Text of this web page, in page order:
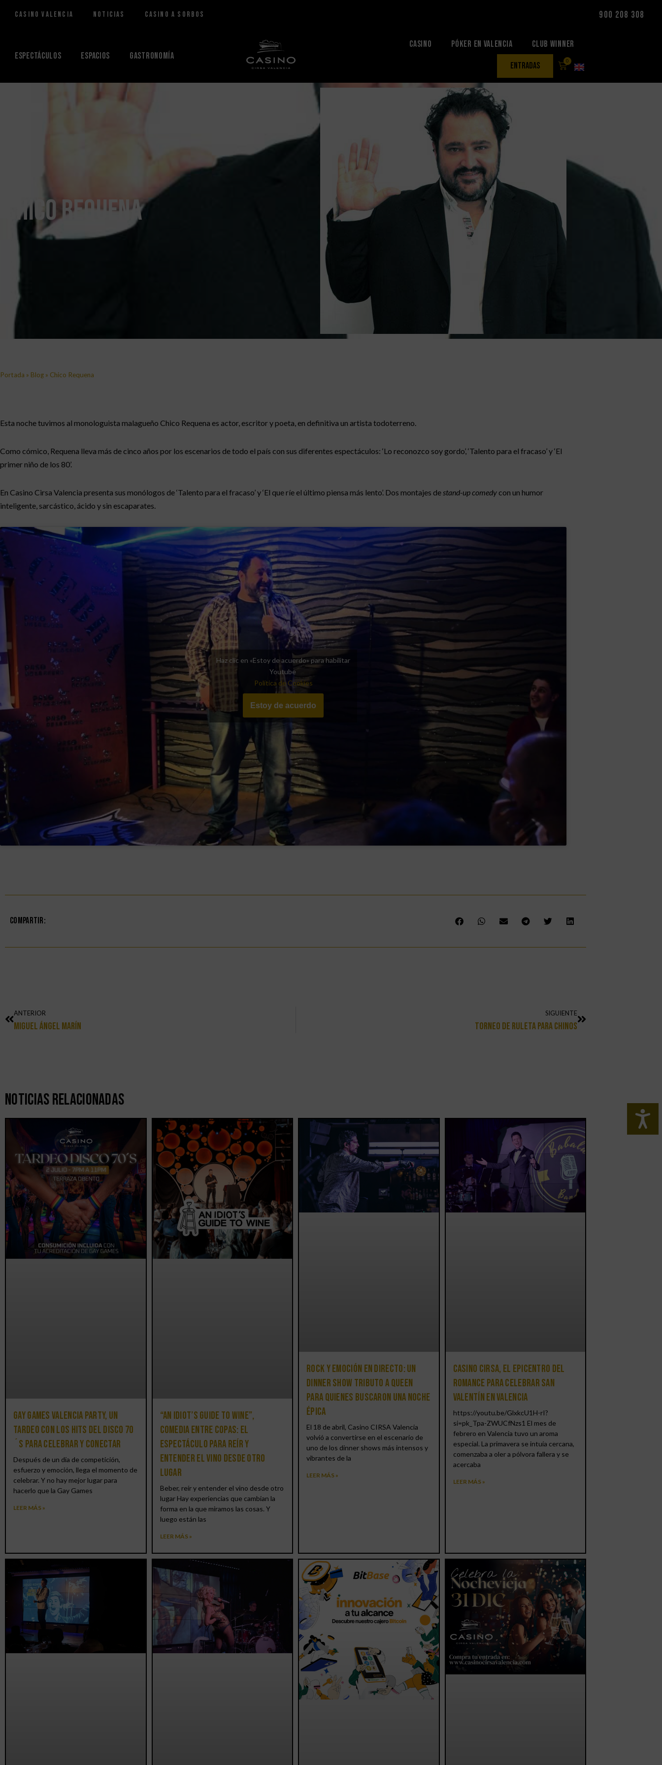
contenido
Casino Valencia Noticias Casino a Sorbos 900 208 308
Espectáculos Espacios Gastronomía
CASINO Póker en Valencia Club Winner
entradas 0
Chico Requena
Portada » Blog » Chico Requena
Esta noche tuvimos al monologuista malagueño Chico Requena es actor, escritor y poeta, en definitiva un artista todoterreno.
Como cómico, Requena lleva más de cinco años por los escenarios de todo el país con sus diferentes espectáculos: ‘Lo reconozco soy gordo’, ‘Talento para el fracaso’ y ‘El
primer niño de los 80’.
En Casino Cirsa Valencia presenta sus monólogos de ‘Talento para el fracaso’ y ‘El que ríe el último piensa más lento’. Dos montajes destand-up comedy con un humor
inteligente, sarcástico, ácido y sin escaparates.
Haz clic en «Estoy de acuerdo» para habilitar
Youtube
Política de Cookies
Estoy de acuerdo
Compartir:
ANTERIOR
Miguel Ángel Marín
SIGUIENTE
Torneo De Ruleta Para Chinos
Noticias Relacionadas
Gay Games Valencia Party, un
tardeo con los hits del DISCO 70
´S para celebrar y conectar
Después de un día de competición,
esfuerzo y emoción, llega el momento de
celebrar. Y no hay mejor lugar para
hacerlo que la Gay Games
LEER MÁS »
“An Idiot’s Guide to Wine”,
comedia entre copas: el
espectáculo para reír y
entender el vino desde otro
lugar
Beber, reír y entender el vino desde otro
lugar Hay experiencias que cambian la
forma en la que miramos las cosas. Y
luego están las
LEER MÁS »
Rock y emoción en directo: un
Dinner Show Tributo a Queen
para quienes buscaron una noche
épica
El 18 de abril, Casino CIRSA Valencia
volvió a convertirse en el escenario de
uno de los dinner shows más intensos y
vibrantes de la
LEER MÁS »
Casino CIRSA, el epicentro del
romance para celebrar San
Valentín en Valencia
https://youtu.be/GlxkcU1H-rI?
si=pk_Tpa-ZWUCfNzs1 El mes de
febrero en Valencia tuvo un aroma
especial. La primavera se intuía cercana,
comenzaba a oler a pólvora fallera y se
acercaba
LEER MÁS »